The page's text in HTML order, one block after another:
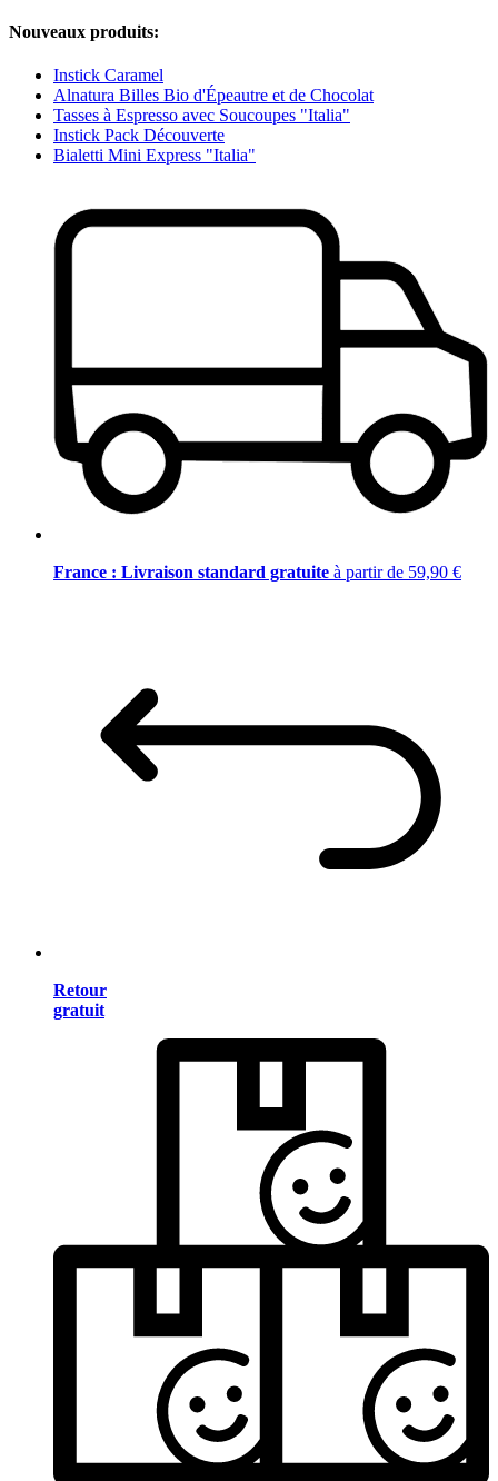
Nouveaux produits:
Instick Caramel
Alnatura Billes Bio d'Épeautre et de Chocolat
Tasses à Espresso avec Soucoupes "Italia"
Instick Pack Découverte
Bialetti Mini Express "Italia"
France : Livraison standard gratuite à partir de 59,90 €
Retour
gratuit